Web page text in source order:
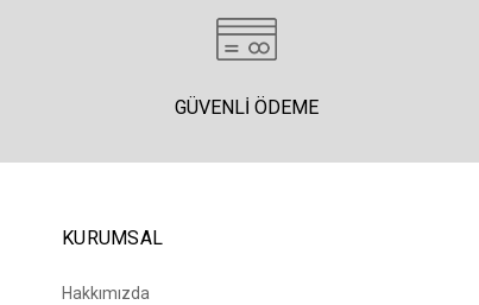
GÜVENLI ÖDEME
KURUMSAL
Hakkımızda